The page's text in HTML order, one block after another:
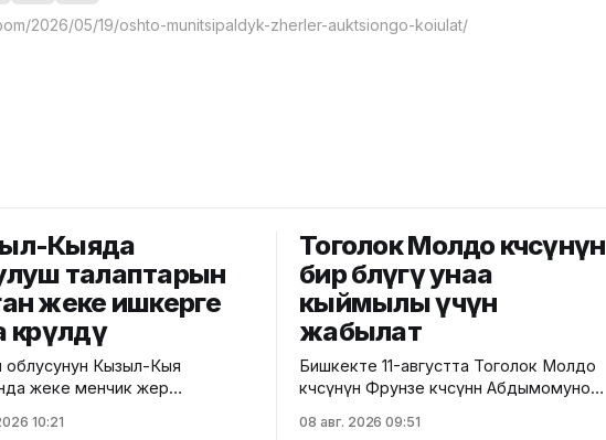
Кыяда
талаптарын
жеке ишкерге
көрүлдү
облусунун Кызыл-Кыя
жеке менчик жер
соода борборунун
10:21
Тоголок Молдо көчөсүнүн
бир бөлүгү унаа
кыймылы үчүн
жабылат
Бишкекте 11-августта Тоголок Молдо
көчөсүнүн Фрунзе көчөсүнөн Абдымомунов
үчүн убактылуу жабылат. Калаа
08 авг. 2026 09:51